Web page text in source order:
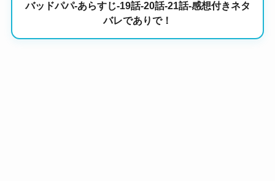
バッドパパ-あらすじ-19話-20話-21話-感想付きネタ
バレでありで！